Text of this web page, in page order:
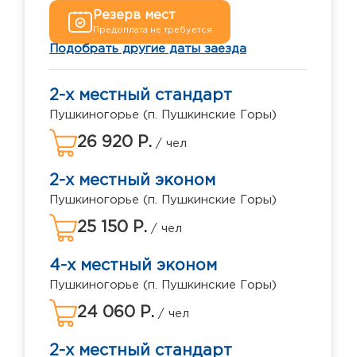
Резерв мест
Предоплата не требуется
Подобрать другие даты заезда
2-х местный стандарт
Пушкиногорье (п. Пушкинские Горы)
26 920 Р. / чел
2-х местный эконом
Пушкиногорье (п. Пушкинские Горы)
25 150 Р. / чел
4-х местный эконом
Пушкиногорье (п. Пушкинские Горы)
24 060 Р. / чел
2-х местный стандарт